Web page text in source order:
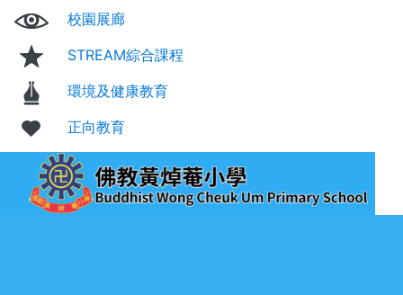
校園展廊
STREAM綜合課程
環境及健康教育
正向教育